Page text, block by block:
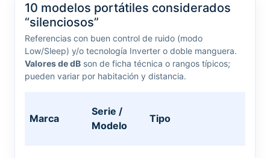
10 modelos portátiles considerados
“silenciosos”
Referencias con buen control de ruido (modo
Low/Sleep) y/o tecnología Inverter o doble manguera.
Valores de dB son de ficha técnica o rangos típicos;
pueden variar por habitación y distancia.
Marca
Serie /
Modelo
Tipo